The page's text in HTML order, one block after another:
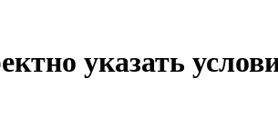
указать